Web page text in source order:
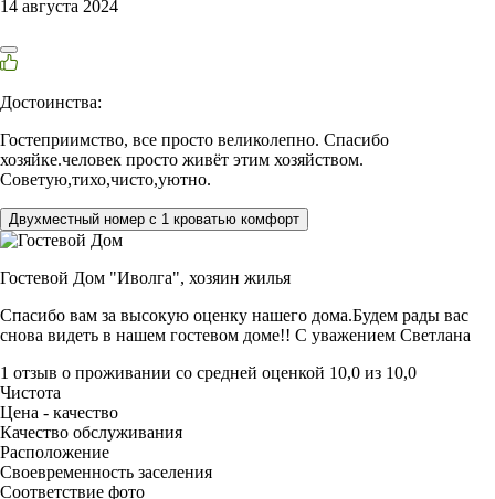
14 августа 2024
Достоинства:
Гостеприимство, все просто великолепно. Спасибо
хозяйке.человек просто живёт этим хозяйством.
Советую,тихо,чисто,уютно.
Двухместный номер с 1 кроватью комфорт
Гостевой Дом "Иволга", хозяин жилья
Спасибо вам за высокую оценку нашего дома.Будем рады вас
снова видеть в нашем гостевом доме!! С уважением Светлана
1 отзыв о проживании со средней оценкой 10,0 из 10,0
Чистота
Цена - качество
Качество обслуживания
Расположение
Своевременность заселения
Соответствие фото